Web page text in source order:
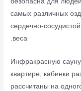
самых различных
сердечно-
веса.
Инфракрасную
квартире, кабинки
рассчитаны на